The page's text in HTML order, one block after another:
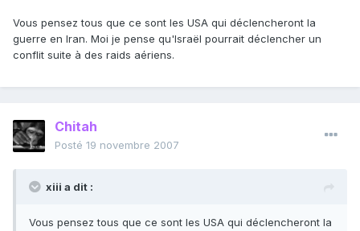
Vous pensez tous que ce sont les USA qui déclencheront la
guerre en Iran. Moi je pense qu'Israël pourrait déclencher un
conflit suite à des raids aériens.
Chitah
Posté 19 novembre 2007
xiii a dit :
Vous pensez tous que ce sont les USA qui déclencheront la